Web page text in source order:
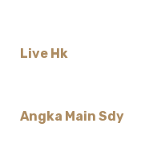
Live Hk
Angka Main Sdy